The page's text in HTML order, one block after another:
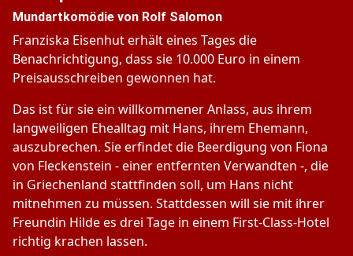
Mundartkomödie von Rolf Salomon
Franziska Eisenhut erhält eines Tages die
Benachrichtigung, dass sie 10.000 Euro in einem
Preisausschreiben gewonnen hat.
Das ist für sie ein willkommener Anlass, aus ihrem
langweiligen Ehealltag mit Hans, ihrem Ehemann,
auszubrechen. Sie erfindet die Beerdigung von Fiona
von Fleckenstein - einer entfernten Verwandten -, die
in Griechenland stattfinden soll, um Hans nicht
mitnehmen zu müssen. Stattdessen will sie mit ihrer
Freundin Hilde es drei Tage in einem First-Class-Hotel
richtig krachen lassen.